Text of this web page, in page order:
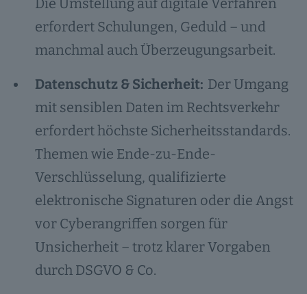
Die Umstellung auf digitale Verfahren
erfordert Schulungen, Geduld – und
manchmal auch Überzeugungsarbeit.
Datenschutz & Sicherheit: Der Umgang
mit sensiblen Daten im Rechtsverkehr
erfordert höchste Sicherheitsstandards.
Themen wie Ende-zu-Ende-
Verschlüsselung, qualifizierte
elektronische Signaturen oder die Angst
vor Cyberangriffen sorgen für
Unsicherheit – trotz klarer Vorgaben
durch DSGVO & Co.